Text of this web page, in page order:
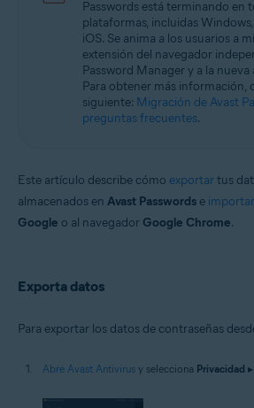
Sistemas operativos:
Microsoft Windows 11 Home/Pro/Enterprise/
Microsoft Windows 10 Home/Pro/Enterprise/
Microsoft Windows 8.1/Pro/Enterprise - 32 o 64
Microsoft Windows 8/Pro/Enterprise - 32 o 64 bits
Microsoft Windows 7 Home Basic/Home
Premium/Professional/Enterprise/Ultimate -
Passwords está terminando en
plataformas, incluidas
iOS. Se anima a los usuarios a
extensión del navegador
Password Manager y a la
Para obtener más información,
siguiente: Migración de Avast
preguntas frecuentes.
Este artículo describe cómo exportartus
almacenados en Avast Passwords e
Google o al navegador Google Chrome.
Exporta datos
Para exportar los datos de contraseñas
Abre Avast Antivirus y selecciona Privacidad ▸